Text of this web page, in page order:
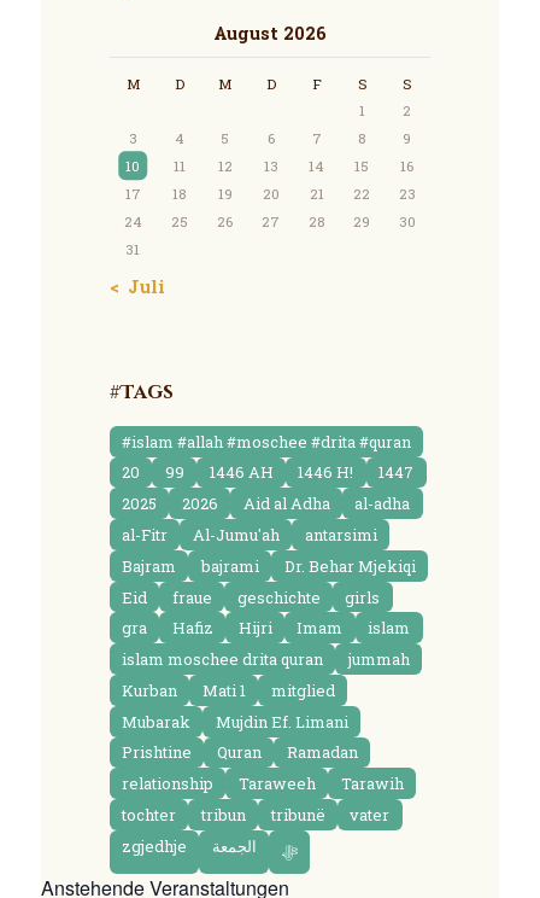
August 2026
M D M D F S
S
1
2
3
4 5 6 7 8
9
10
11 12 13 14 15
16
17
18 19 20 21 22
23
24
25 26 27 28 29
30
31
« Juli
#Tags
#islam #allah #moschee #drita #quran
20
99 1446 AH 1446 H!
1447
2025
2026 Aid al Adha
al-adha
al-Fitr
Al-Jumu'ah
antarsimi
Bajram
bajrami
Dr. Behar Mjekiqi
Eid
fraue geschichte
girls
gra
Hafiz Hijri Imam
islam
islam moschee drita quran
jummah
Kurban
Mati 1
mitglied
Mubarak
Mujdin Ef. Limani
Prishtine
Quran
Ramadan
relationship
Taraweeh
Tarawih
tochter
tribun tribunë
vater
zgjedhje
الجمعة ﷻ
Anstehende Veranstaltungen